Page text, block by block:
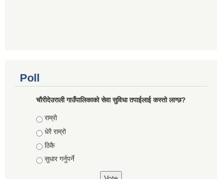
Poll
चौरीदेउराली गाउँपालिकाको सेवा सुविधा तपाईलाई कस्तो लाग्छ?
Choices
राम्रो
धेरै राम्रो
ठिकै
सुधार गर्नुपर्ने